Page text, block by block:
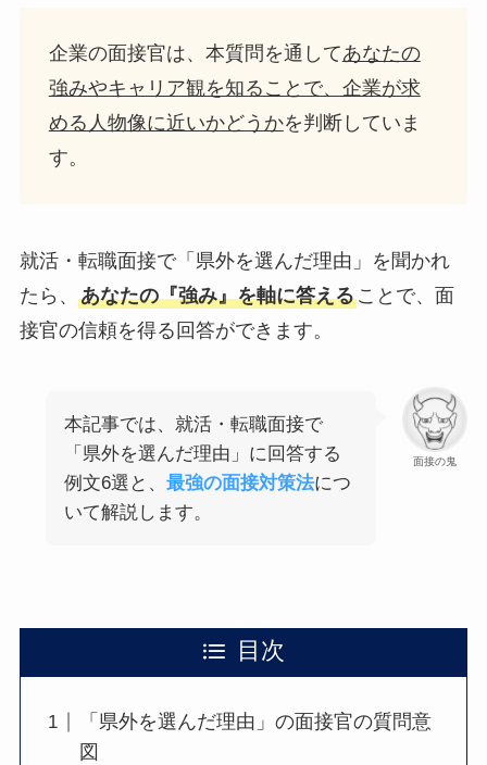
企業の面接官は、本質問を通してあなたの
強みやキャリア観を知ることで、企業が求
める人物像に近いかどうかを判断していま
す。
就活・転職面接で「県外を選んだ理由」を聞かれ
たら、 あなたの『強み』を軸に答えることで、面
接官の信頼を得る回答ができます。
面接の鬼
本記事では、就活・転職面接で
「県外を選んだ理由」に回答する
例文6選と、 最強の面接対策法につ
いて解説します。
目次
「県外を選んだ理由」の面接官の質問意
図